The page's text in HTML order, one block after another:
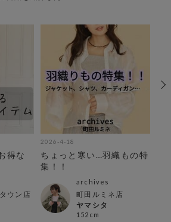
得な
ウン店
2026-4-18
ちょっと寒い…羽織もの特
集！！
archives
町田ルミネ店
ヤマシタ
152cm